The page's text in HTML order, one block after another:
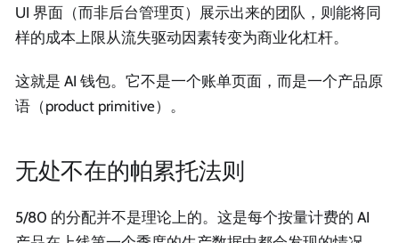
UI 界面（而非后台管理页）展示出来的团队，则能将同
样的成本上限从流失驱动因素转变为商业化杠杆。
这就是 AI 钱包。它不是一个账单页面，而是一个产品原
语（product primitive）。
无处不在的帕累托法则
5/80 的分配并不是理论上的。这是每个按量计费的 AI